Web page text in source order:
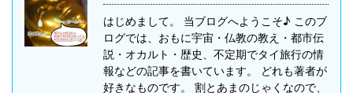
はじめまして。 当ブログへようこそ♪ このブ
ログでは、おもに宇宙・仏教の教え・都市伝
説・オカルト・歴史、不定期でタイ旅行の情
報などの記事を書いています。 どれも著者が
好きなものです。 割とあまのじゃくなので、